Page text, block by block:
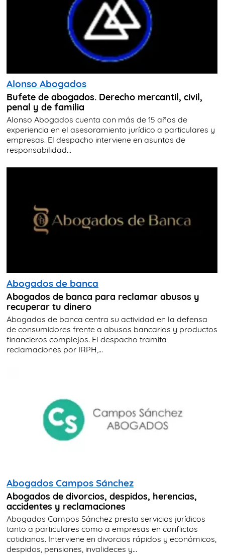
Alonso Abogados
Bufete de abogados. Derecho mercantil, civil,
penal y de familia
Alonso Abogados cuenta con más de 15 años de
experiencia en el asesoramiento jurídico a particulares y
empresas. El despacho interviene en asuntos de
responsabilidad...
Abogados de banca
Abogados de banca para reclamar abusos y
recuperar tu dinero
Abogados de banca centra su actividad en la defensa
de consumidores frente a abusos bancarios y productos
financieros complejos. El despacho tramita
reclamaciones por IRPH,...
Abogados Campos Sánchez
Abogados de divorcios, despidos, herencias,
accidentes y reclamaciones
Abogados Campos Sánchez presta servicios jurídicos
tanto a particulares como a empresas en conflictos
cotidianos. Interviene en divorcios rápidos y económicos,
despidos, pensiones, invalideces y...